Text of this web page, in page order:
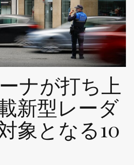
ー
ナが打ち上
新型レーダ
象となる10